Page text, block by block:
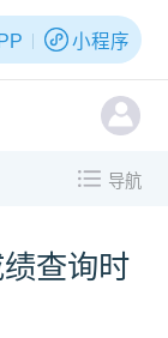
小程序
导航
查询时